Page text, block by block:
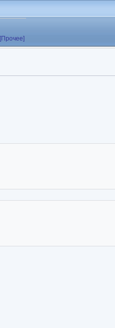
[Прочее]